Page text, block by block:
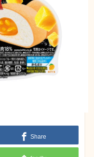
Share